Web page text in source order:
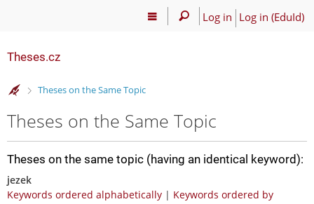
Log in Log in (EduId)
Theses.cz
>
Theses on the Same Topic
Theses on the Same Topic
Theses on the same topic (having an identical keyword):
jezek
Keywords ordered alphabetically | Keywords ordered by